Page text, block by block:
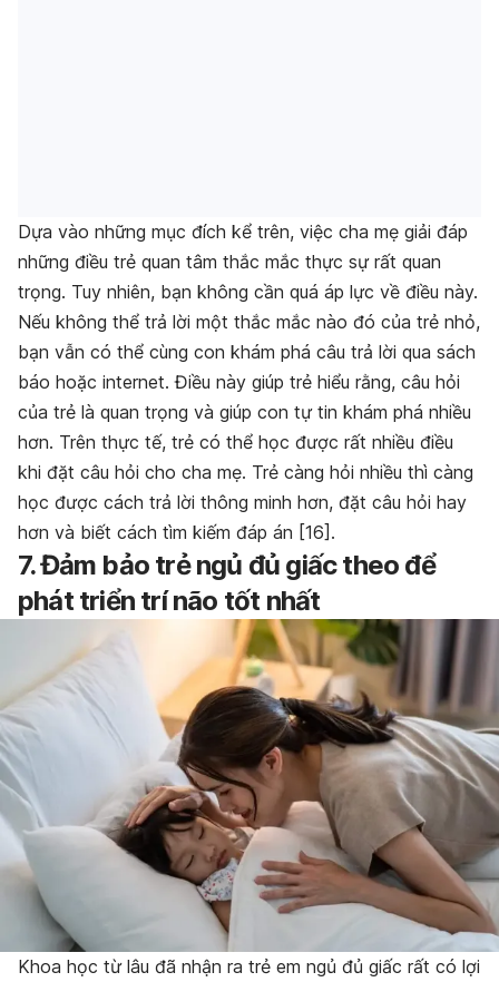
Dựa vào những mục đích kể trên, việc cha mẹ giải đáp
những điều trẻ quan tâm thắc mắc thực sự rất quan
trọng. Tuy nhiên, bạn không cần quá áp lực về điều này.
Nếu không thể trả lời một thắc mắc nào đó của trẻ nhỏ,
bạn vẫn có thể cùng con khám phá câu trả lời qua sách
báo hoặc internet. Điều này giúp trẻ hiểu rằng, câu hỏi
của trẻ là quan trọng và giúp con tự tin khám phá nhiều
hơn. Trên thực tế, trẻ có thể học được rất nhiều điều
khi đặt câu hỏi cho cha mẹ. Trẻ càng hỏi nhiều thì càng
học được cách trả lời thông minh hơn, đặt câu hỏi hay
hơn và biết cách tìm kiếm đáp án [16].
7. Đảm bảo trẻ ngủ đủ giấc theo để
phát triển trí não tốt nhất
Khoa học từ lâu đã nhận ra trẻ em ngủ đủ giấc rất có lợi